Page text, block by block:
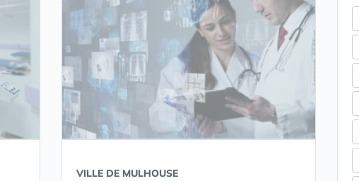
VILLE DE MULHOUSE